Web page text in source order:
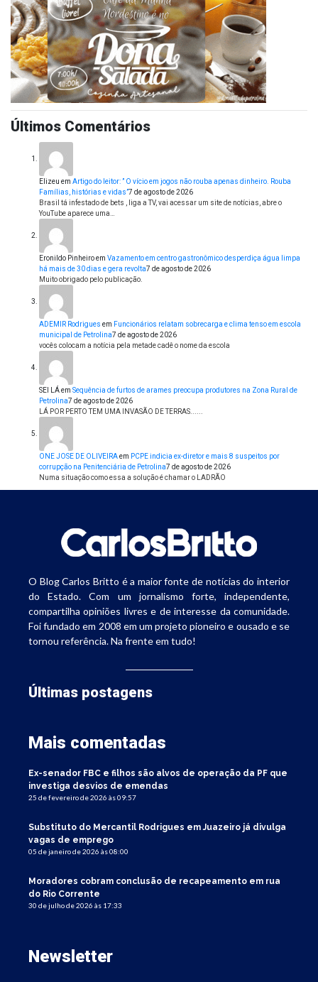
Últimos Comentários
Elizeu em Artigo do leitor: ” O vício em jogos não rouba apenas dinheiro. Rouba
Famílias, histórias e vidas”7 de agosto de 2026
Brasil tá infestado de bets , liga a TV, vai acessar um site de notícias, abre o
YouTube aparece uma…
Eronildo Pinheiroem Vazamento em centro gastronômico desperdiça água limpa
há mais de 30 dias e gera revolta7 de agosto de 2026
Muito obrigado pelo publicação.
ADEMIR Rodrigues em Funcionários relatam sobrecarga e clima tenso em escola
municipal de Petrolina7 de agosto de 2026
vocês colocam a notícia pela metade cadê o nome da escola
SEI LÁem Sequência de furtos de arames preocupa produtores na Zona Rural de
Petrolina7 de agosto de 2026
LÁ POR PERTO TEM UMA INVASÃO DE TERRAS......
ONE JOSE DE OLIVEIRAem PCPE indicia ex-diretor e mais 8 suspeitos por
corrupção na Penitenciária de Petrolina7 de agosto de 2026
Numa situação como essa a solução é chamar o LADRÃO
O Blog Carlos Britto é a maior fonte de notícias do interior
do Estado. Com um jornalismo forte, independente,
compartilha opiniões livres e de interesse da comunidade.
Foi fundado em 2008 em um projeto pioneiro e ousado e se
tornou referência. Na frente em tudo!
Últimas postagens
Mais comentadas
Ex-senador FBC e filhos são alvos de operação da PF que
investiga desvios de emendas
25 de fevereiro de 2026 às 09:57
Substituto do Mercantil Rodrigues em Juazeiro já divulga
vagas de emprego
05 de janeiro de 2026 às 08:00
Moradores cobram conclusão de recapeamento em rua
do Rio Corrente
30 de julho de 2026 às 17:33
Newsletter